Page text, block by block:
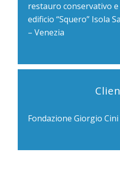
restauro conservativo
edificio “Squero” Isola
– Venezia
Fondazione Giorgio